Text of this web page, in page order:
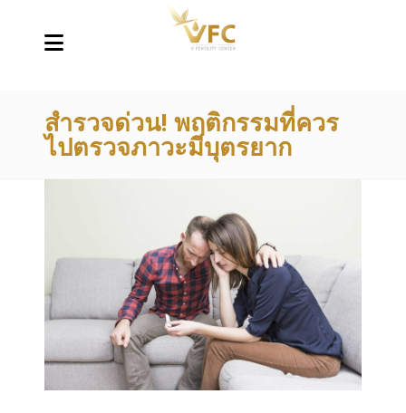
สำรวจด่วน! พฤติกรรมที่ควร
ไปตรวจภาวะมีบุตรยาก